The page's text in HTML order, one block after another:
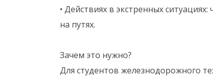
• Действиях в экстренных
на путях.
Зачем это нужно?
Для студентов железнодорожного